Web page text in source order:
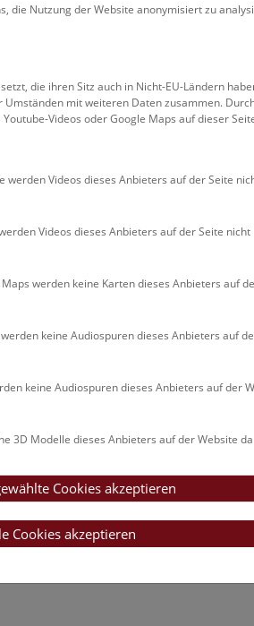
die Nutzung der Website anonymisiert zu
die ihren Sitz auch in Nicht-EU-Ländern
mit weiteren Daten zusammen.
Videos oder Google Maps auf dieser
werden Videos dieses Anbieters auf der Seite
Videos dieses Anbieters auf der Seite
werden keine Karten dieses Anbieters auf
keine Audiospuren dieses Anbieters auf
keine Audiospuren dieses Anbieters auf der
3D Modelle dieses Anbieters auf der Website
Cookies akzeptieren
Cookies akzeptieren